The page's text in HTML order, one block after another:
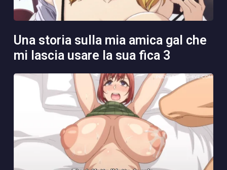
una storia sulla mia amica gal che
mi lascia usare la sua fica 3